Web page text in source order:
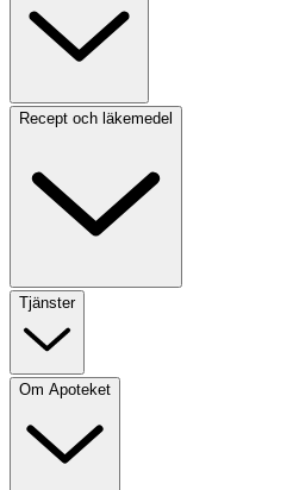
Recept och läkemedel
Tjänster
Om Apoteket